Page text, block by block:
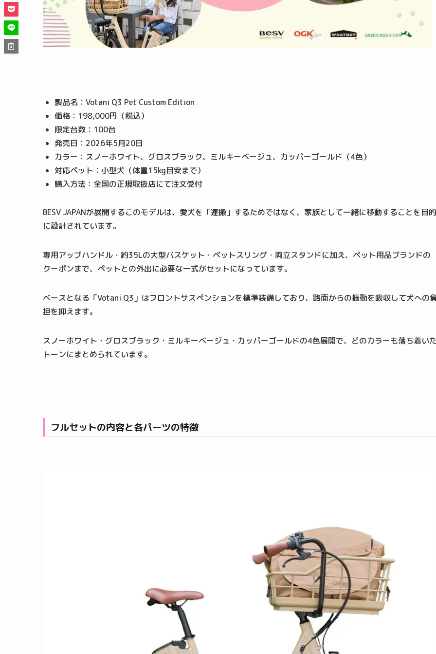
製品名：Votani Q3 Pet Custom Edition
価格：198,000円（税込）
限定台数：100台
発売日：2026年5月20日
カラー：スノーホワイト、グロスブラック、ミルキーベージュ、カッパーゴールド（4色）
対応ペット：小型犬（体重15kg目安まで）
購入方法：全国の正規取扱店にて注文受付
BESV JAPANが展開するこのモデルは、愛犬を「運搬」するためではなく、家族として一緒に移動することを目的
に設計されています。
専用アップハンドル・約35Lの大型バスケット・ペットスリング・両立スタンドに加え、ペット用品ブランドの
クーポンまで、ペットとの外出に必要な一式がセットになっています。
ベースとなる「Votani Q3」はフロントサスペンションを標準装備しており、路面からの振動を吸収して犬への
担を抑えます。
スノーホワイト・グロスブラック・ミルキーベージュ・カッパーゴールドの4色展開で、どのカラーも落ち着い
トーンにまとめられています。
フルセットの内容と各パーツの特徴